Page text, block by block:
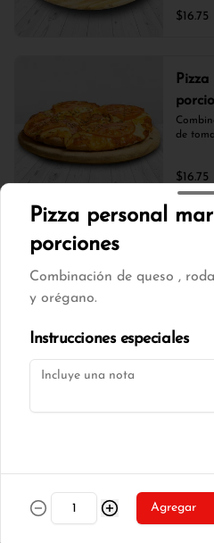
$16.75
de
$16.75
$17.00
Pizza personal
porciones
Combinación de queso ,
y orégano.
Instrucciones especiales
Agregar